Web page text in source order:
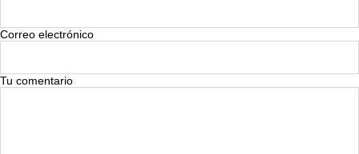
Correo electrónico
Tu comentario